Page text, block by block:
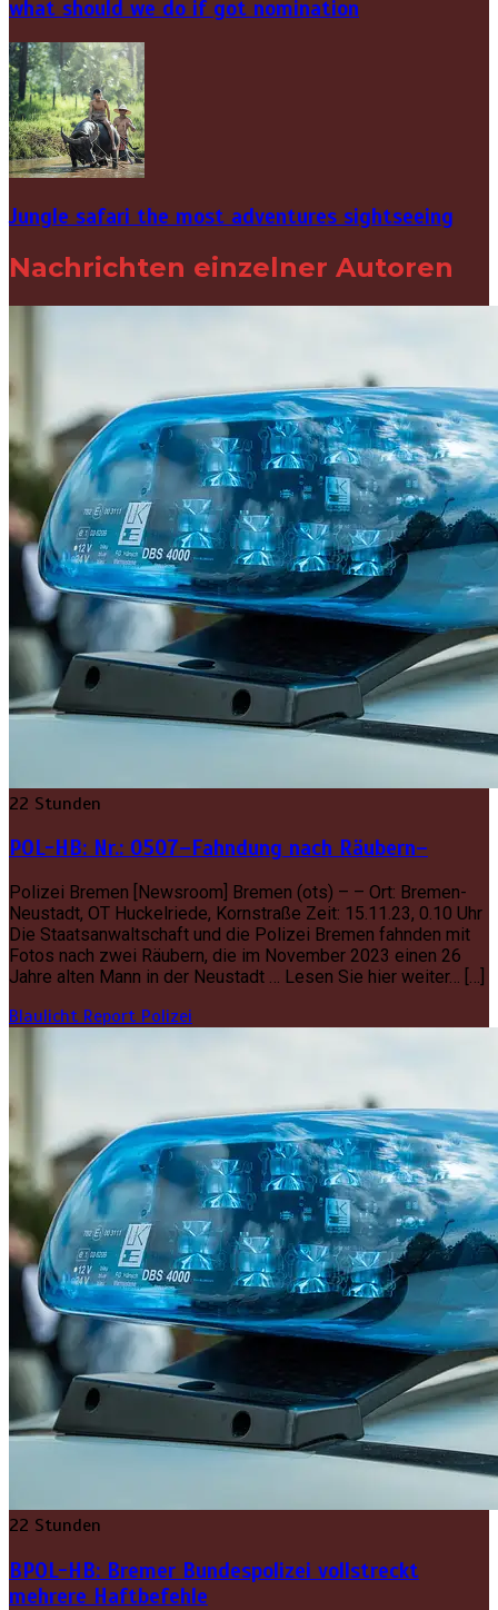
what should we do if got nomination
Jungle safari the most adventures sightseeing
Nachrichten einzelner Autoren
22 Stunden
POL-HB: Nr.: 0507–Fahndung nach Räubern–
Polizei Bremen [Newsroom] Bremen (ots) – – Ort: Bremen-
Neustadt, OT Huckelriede, Kornstraße Zeit: 15.11.23, 0.10 Uhr
Die Staatsanwaltschaft und die Polizei Bremen fahnden mit
Fotos nach zwei Räubern, die im November 2023 einen 26
Jahre alten Mann in der Neustadt … Lesen Sie hier weiter… […]
Blaulicht Report Polizei
22 Stunden
BPOL-HB: Bremer Bundespolizei vollstreckt
mehrere Haftbefehle